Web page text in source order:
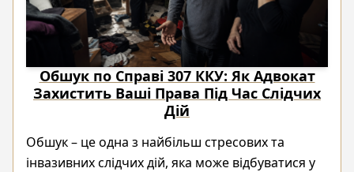
Обшук по Справі 307 ККУ: Як Адвокат
Захистить Ваші Права Під Час Слідчих
Дій
Обшук – це одна з найбільш стресових та
інвазивних слідчих дій, яка може відбуватися у